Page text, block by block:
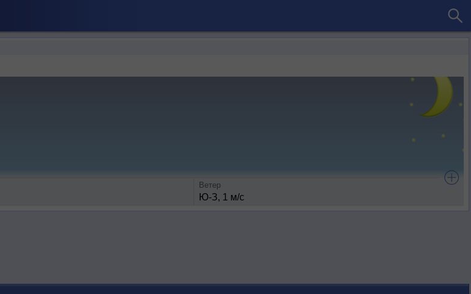
Ветер
Ю-З, 1 м/с